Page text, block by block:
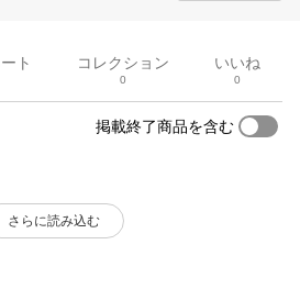
ト コレクション
0
いいね
0
掲載終了商品を含む
さらに読み込む